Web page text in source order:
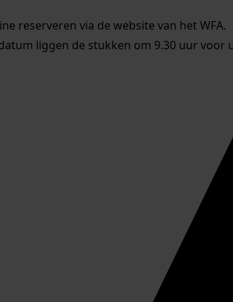
reserveren via de website van het WFA.
liggen de stukken om 9.30 uur voor